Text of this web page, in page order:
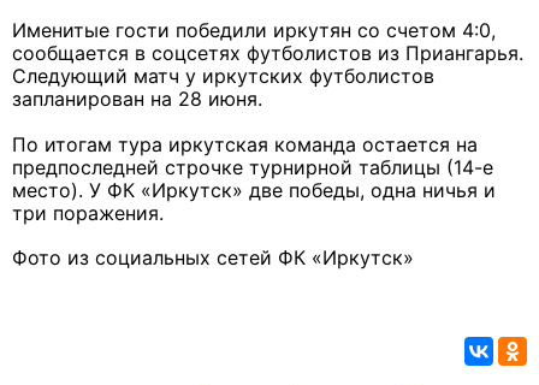
Именитые гости победили иркутян со счетом 4:0,
сообщается в соцсетях футболистов из Приангарья.
Следующий матч у иркутских футболистов
запланирован на 28 июня.
По итогам тура иркутская команда остается на
предпоследней строчке турнирной таблицы (14-е
место). У ФК «Иркутск» две победы, одна ничья и
три поражения.
Фото из социальных сетей ФК «Иркутск»